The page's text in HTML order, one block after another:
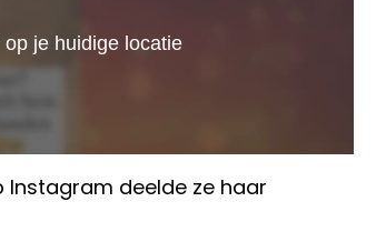
Instagram deelde ze haar